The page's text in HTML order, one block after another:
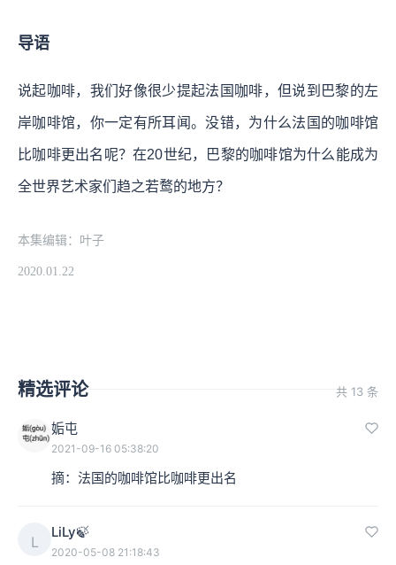
导语
说起咖啡，我们好像很少提起法国咖啡，但说到巴黎的左
岸咖啡馆，你一定有所耳闻。没错，为什么法国的咖啡馆
比咖啡更出名呢？在20世纪，巴黎的咖啡馆为什么能成为
全世界艺术家们趋之若鹜的地方？
本集编辑：叶子
2020.01.22
精选评论 共 13 条
姤屯
2021-09-16 05:38:20
摘：法国的咖啡馆比咖啡更出名
L
LiLy🍃
2020-05-08 21:18:43